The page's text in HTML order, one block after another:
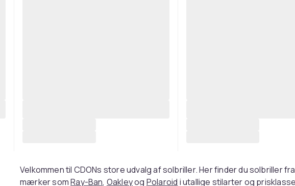
Velkommen til CDONs store udvalg af solbriller. Her finder du solbriller
mærker somRay-Ban, Oakleyog Polaroid i utallige stilarter og